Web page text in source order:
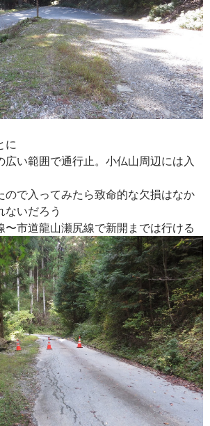
に
広い範囲で通行止。小仏山周辺には入
ので入ってみたら致命的な欠損はなか
ないだろう
〜市道龍山瀬尻線で新開までは行ける